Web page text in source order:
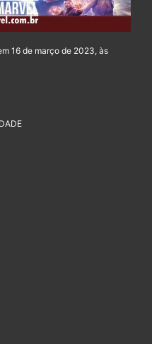
16 de março de 2023, às